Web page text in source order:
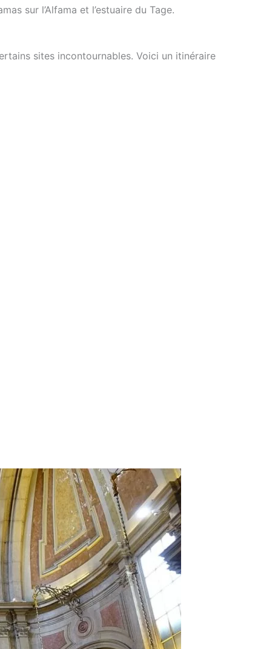
sur l’Alfama et l’estuaire du Tage.
sites incontournables. Voici un itinéraire